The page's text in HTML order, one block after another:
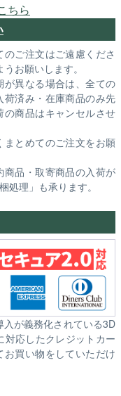
ちら
ご注文はご遠慮くださ
お願いします。
異なる場合は、全ての
済み・在庫商品のみ先
の商品はキャンセルさせ
とめてのご注文をお願
品・取寄商品の入荷が
処理」も承ります。
が義務化されている3D
応したクレジットカー
お買い物をしていただけ